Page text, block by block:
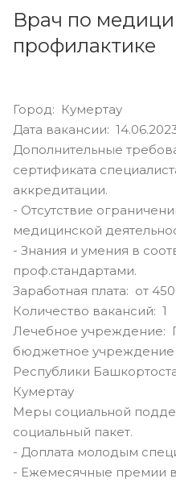
Врач по
профилактике
Город: Кумертау
Дата вакансии:
Дополнительные
сертификата
аккредитации.
- Отсутствие
медицинской
- Знания и умения в
проф.стандартами.
Заработная плата: от
Количество вакансий: 1
Лечебное учреждение:
бюджетное учреждение
Республики
Кумертау
Меры социальной
социальный пакет.
- Доплата молодым
- Ежемесячные премии в